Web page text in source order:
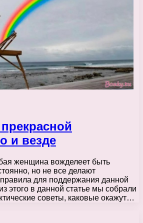
и везде
женщина вожделеет быть
но не все делают
для поддержания данной
этого в данной статье мы собрали
советы, каковые окажут…